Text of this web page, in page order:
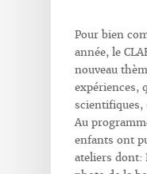
Pour bien
année, le
nouveau
expériences,
scientifiques,
Au
enfants ont
ateliers dont: